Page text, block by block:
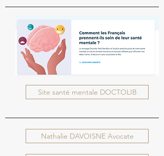
Site santé mentale DOCTOLIB
Nathalie DAVOISNE Avocate